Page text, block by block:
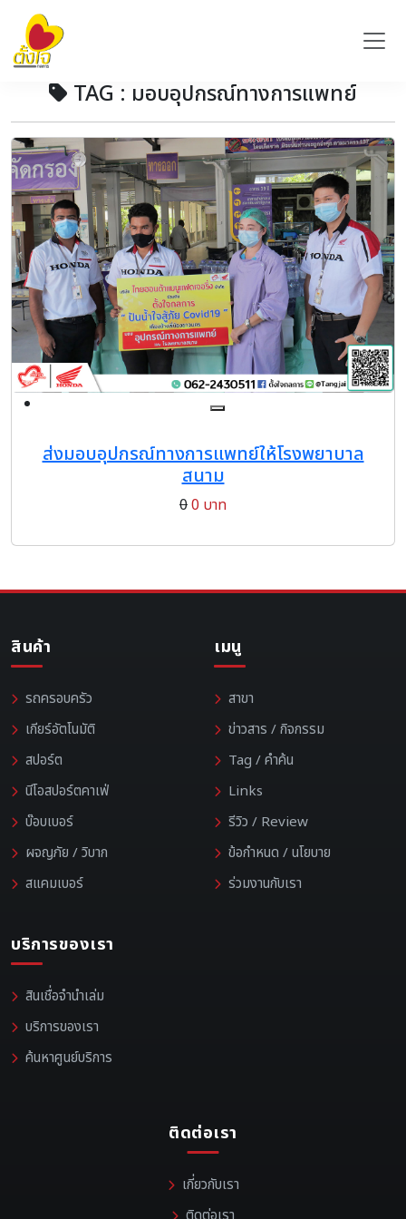
TAG : มอบอุปกรณ์ทางการแพทย์
ส่งมอบอุปกรณ์ทางการแพทย์ให้โรงพยาบาล
สนาม
00 บาท
สินค้า
รถครอบครัว
เกียร์อัตโนมัติ
สปอร์ต
นีโอสปอร์ตคาเฟ่
บ๊อบเบอร์
ผจญภัย / วิบาก
สแคมเบอร์
เมนู
สาขา
ข่าวสาร / กิจกรรม
Tag / คำค้น
Links
รีวิว / Review
ข้อกำหนด / นโยบาย
ร่วมงานกับเรา
บริการของเรา
สินเชื่อจำนำเล่ม
บริการของเรา
ค้นหาศูนย์บริการ
ติดต่อเรา
เกี่ยวกับเรา